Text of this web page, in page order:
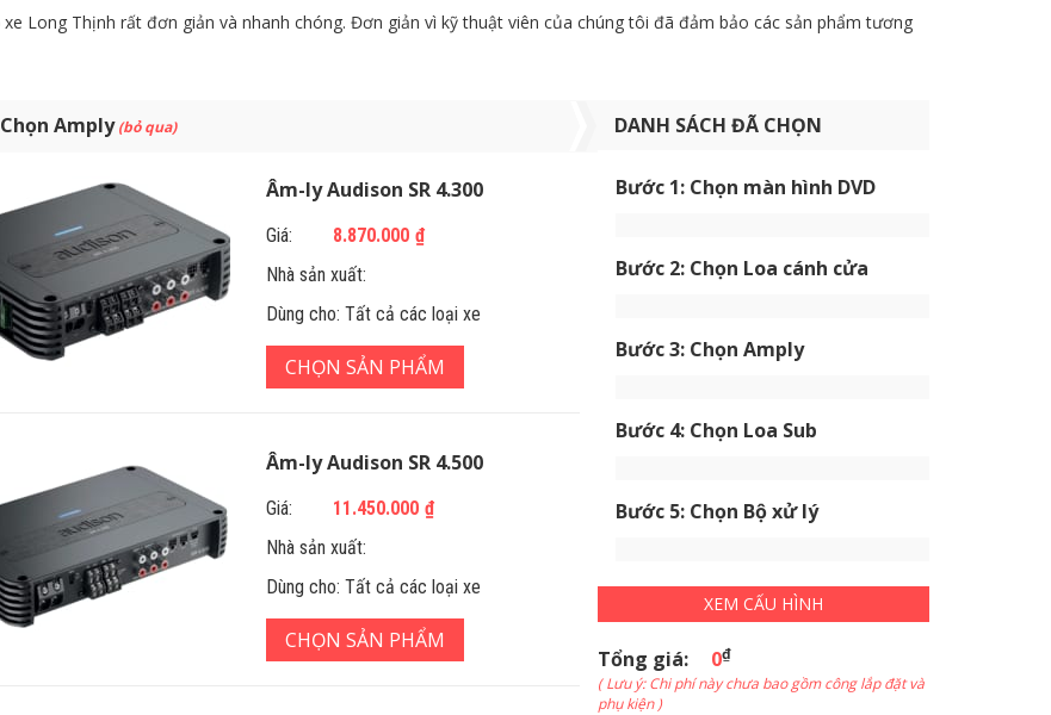
Long Thịnh rất đơn giản và nhanh chóng. Đơn giản vì kỹ thuật viên của chúng tôi đã đảm bảo các sản phẩm tương
Chọn Amply(bỏ qua)
Âm-ly Audison SR 4.300
Giá: 8.870.000 ₫
Nhà sản xuất:
Dùng cho:Tất cả các loại xe
CHỌN SẢN PHẨM
Âm-ly Audison SR 4.500
Giá: 11.450.000 ₫
Nhà sản xuất:
Dùng cho:Tất cả các loại xe
CHỌN SẢN PHẨM
DANH SÁCH ĐÃ CHỌN
Bước 1: Chọn màn hình DVD
Bước 2: Chọn Loa cánh cửa
Bước 3: Chọn Amply
Bước 4: Chọn Loa Sub
Bước 5: Chọn Bộ xử lý
XEM CẤU HÌNH
Tổng giá: 0₫
( Lưu ý: Chi phí này chưa bao gồm công lắp đặt và
phụ kiện )